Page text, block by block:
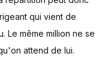
qui vient de
Le même million ne se
attend de lui.